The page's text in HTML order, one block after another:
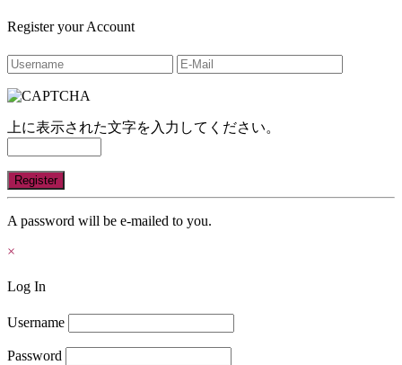
Register your Account
上に表示された文字を入力してください。
A password will be e-mailed to you.
×
Log In
Username
Password